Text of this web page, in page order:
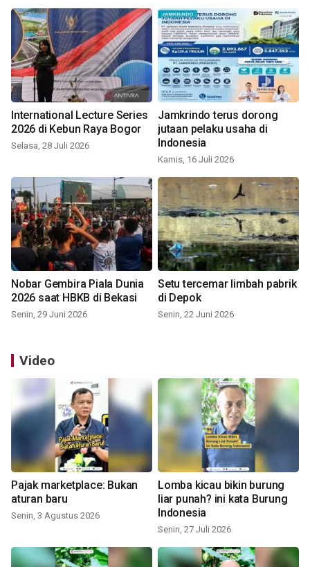
International Lecture Series
2026 di Kebun Raya Bogor
Selasa, 28 Juli 2026
Jamkrindo terus dorong
jutaan pelaku usaha di
Indonesia
Kamis, 16 Juli 2026
Nobar Gembira Piala Dunia
2026 saat HBKB di Bekasi
Senin, 29 Juni 2026
Setu tercemar limbah pabrik
di Depok
Senin, 22 Juni 2026
Video
Pajak marketplace: Bukan
aturan baru
Senin, 3 Agustus 2026
Lomba kicau bikin burung
liar punah? ini kata Burung
Indonesia
Senin, 27 Juli 2026